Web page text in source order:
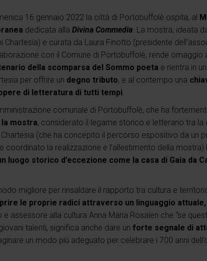
16 gennaio 2022 la città di Portobuffolè ospita, al
dedicata alla Divina Commedia. La mostra, ideata
e curata da Laura Finotto (presidente
con il Comune di Portobuffolè, rende omaggio
della scomparsa del Sommo poeta e rientra in
per offrire un degno tributo, e al contempo una
di letteratura di tutti tempi.
comunale di Portobuffolè, che ha
mostra, considerato il legame storico e letterario tra la
(che ha concepito il percorso espositivo da un
la realizzazione e l’allestimento della mostra)
luogo storico d’eccezione come la casa di Gaia da
migliore per rinsaldare il rapporto tra cultura e
le proprie radici attraverso un linguaggio
e assessore alla cultura Anna Maria Rosalen che “se
talenti, significa anche dare un forte segnale di
un modo più adeguato per celebrare i 700 anni